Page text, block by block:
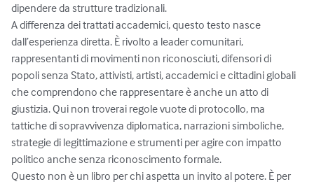
dipendere da strutture tradizionali.
A differenza dei trattati accademici, questo testo nasce
dall’esperienza diretta. È rivolto a leader comunitari,
rappresentanti di movimenti non riconosciuti, difensori di
popoli senza Stato, attivisti, artisti, accademici e cittadini globali
che comprendono che rappresentare è anche un atto di
giustizia. Qui non troverai regole vuote di protocollo, ma
tattiche di sopravvivenza diplomatica, narrazioni simboliche,
strategie di legittimazione e strumenti per agire con impatto
politico anche senza riconoscimento formale.
Questo non è un libro per chi aspetta un invito al potere. È per